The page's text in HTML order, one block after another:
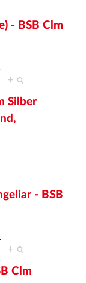
- BSB Clm
+
Silber
- BSB
+
Clm